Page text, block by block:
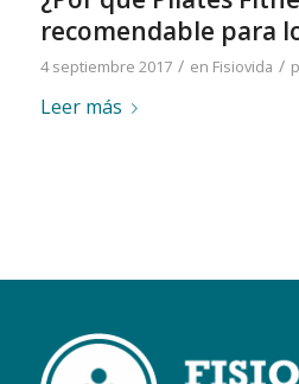
recomendable para
4 septiembre 2017 / en Fisiovida /
Leer más